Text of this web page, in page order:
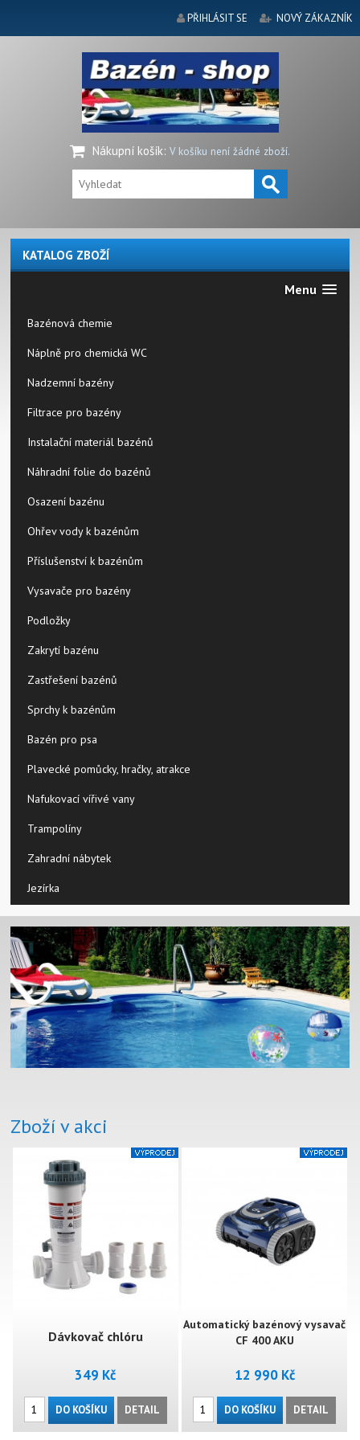
PŘIHLÁSIT SE NOVÝ ZÁKAZNÍK
Nákupní košík: V košíku není žádné zboží.
KATALOG ZBOŽÍ
Menu
Bazénová chemie
Náplně pro chemická WC
Nadzemní bazény
Filtrace pro bazény
Instalační materiál bazénů
Náhradní folie do bazénů
Osazení bazénu
Ohřev vody k bazénům
Příslušenství k bazénům
Vysavače pro bazény
Podložky
Zakrytí bazénu
Zastřešení bazénů
Sprchy k bazénům
Bazén pro psa
Plavecké pomůcky, hračky, atrakce
Nafukovací vířivé vany
Trampolíny
Zahradní nábytek
Jezírka
Zboží v akci
Dávkovač chlóru
349 Kč
DO KOŠÍKU DETAIL
Automatický bazénový vysavač
CF 400 AKU
12 990 Kč
DO KOŠÍKU DETAIL